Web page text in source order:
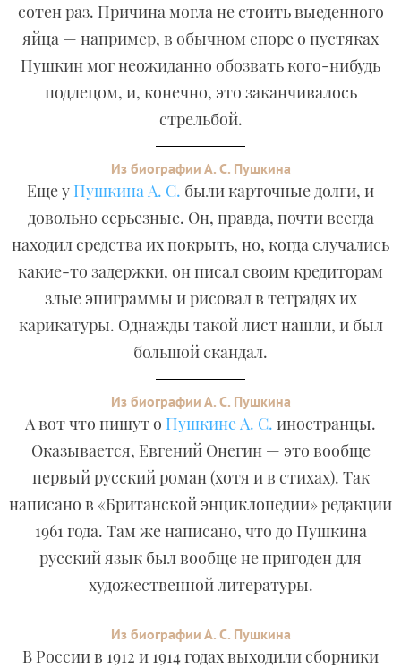
сотен раз. Причина могла не стоить выеденного
яйца — например, в обычном споре о пустяках
Пушкин мог неожиданно обозвать кого-нибудь
подлецом, и, конечно, это заканчивалось
стрельбой.
Из биографии А. С. Пушкина
Еще у Пушкина А. С. были карточные долги, и
довольно серьезные. Он, правда, почти всегда
находил средства их покрыть, но, когда случались
какие-то задержки, он писал своим кредиторам
злые эпиграммы и рисовал в тетрадях их
карикатуры. Однажды такой лист нашли, и был
большой скандал.
Из биографии А. С. Пушкина
А вот что пишут о Пушкине А. С. иностранцы.
Оказывается, Евгений Онегин — это вообще
первый русский роман (хотя и в стихах). Так
написано в «Британской энциклопедии» редакции
1961 года. Там же написано, что до Пушкина
русский язык был вообще не пригоден для
художественной литературы.
Из биографии А. С. Пушкина
В России в 1912 и 1914 годах выходили сборники